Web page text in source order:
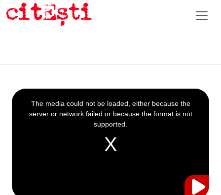
This
is
a
The media could not be loaded, either because the
server or network failed or because the format is not
supported.